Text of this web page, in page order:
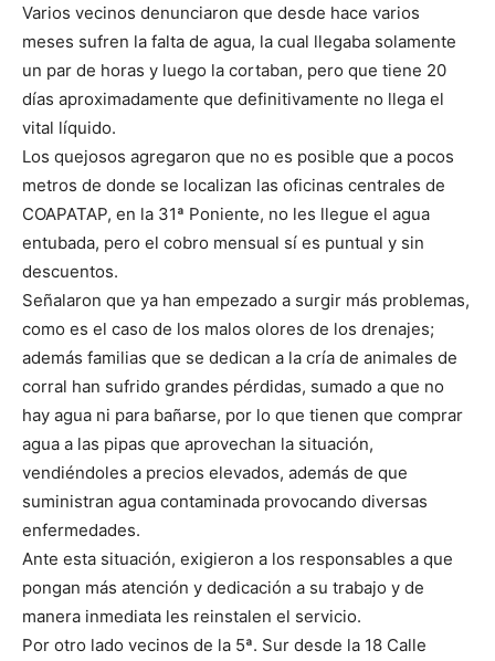
Varios vecinos denunciaron que desde hace varios
meses sufren la falta de agua, la cual llegaba solamente
un par de horas y luego la cortaban, pero que tiene 20
días aproximadamente que definitivamente no llega el
vital líquido.
Los quejosos agregaron que no es posible que a pocos
metros de donde se localizan las oficinas centrales de
COAPATAP, en la 31ª Poniente, no les llegue el agua
entubada, pero el cobro mensual sí es puntual y sin
descuentos.
Señalaron que ya han empezado a surgir más problemas,
como es el caso de los malos olores de los drenajes;
además familias que se dedican a la cría de animales de
corral han sufrido grandes pérdidas, sumado a que no
hay agua ni para bañarse, por lo que tienen que comprar
agua a las pipas que aprovechan la situación,
vendiéndoles a precios elevados, además de que
suministran agua contaminada provocando diversas
enfermedades.
Ante esta situación, exigieron a los responsables a que
pongan más atención y dedicación a su trabajo y de
manera inmediata les reinstalen el servicio.
Por otro lado vecinos de la 5ª. Sur desde la 18 Calle